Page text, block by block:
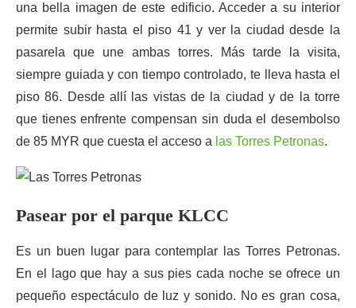
una bella imagen de este edificio. Acceder a su interior
permite subir hasta el piso 41 y ver la ciudad desde la
pasarela que une ambas torres. Más tarde la visita,
siempre guiada y con tiempo controlado, te lleva hasta el
piso 86. Desde allí las vistas de la ciudad y de la torre
que tienes enfrente compensan sin duda el desembolso
de 85 MYR que cuesta el acceso a las Torres Petronas.
Pasear por el parque KLCC
Es un buen lugar para contemplar las Torres Petronas.
En el lago que hay a sus pies cada noche se ofrece un
pequeño espectáculo de luz y sonido. No es gran cosa,